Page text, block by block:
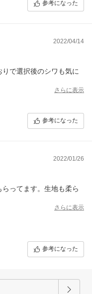
参考になった
2022/04/14
で選択後のシワも気に
さらに表示
参考になった
2022/01/26
ってます。生地も柔ら
さらに表示
参考になった